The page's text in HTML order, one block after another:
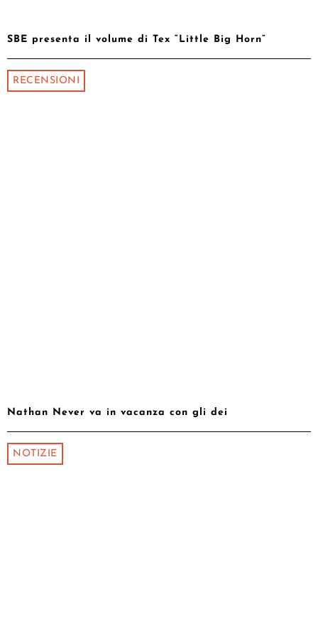
SBE presenta il volume di Tex “Little Big Horn”
RECENSIONI
Nathan Never va in vacanza con gli dei
NOTIZIE